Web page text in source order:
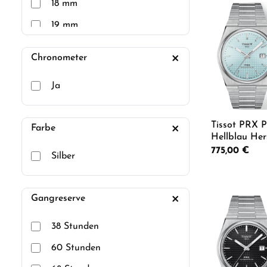
18 mm
19 mm
20 mm
21 mm
23 mm
24 mm
27 mm
28 mm
Chronometer
Ja
Farbe
Silber
Gangreserve
38 Stunden
60 Stunden
Tissot PRX
Hellblau
Regulärer Preis:
775,00 €